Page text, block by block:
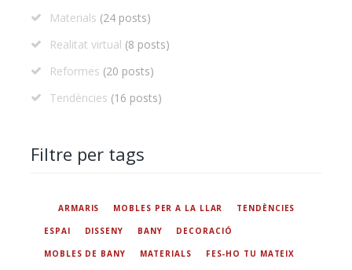
Materials (24 posts)
Realitat virtual (8 posts)
Reformes (20 posts)
Tendències (16 posts)
Filtre per tags
ARMARIS MOBLES PER A LA LLAR TENDÈNCIES
ESPAI DISSENY BANY DECORACIÓ
MOBLES DE BANY MATERIALS FES-HO TU MATEIX